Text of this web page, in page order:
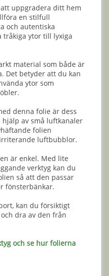
uppgradera ditt hem
en stilfull
och autentiska
tråkiga ytor till lyxiga
material som både är
Det betyder att du kan
ytor som
denna folie är dess
av små luftkanaler
folien
luftbubblor.
är enkel. Med lite
verktyg kan du
så att den passar
fönsterbänkar.
kan du försiktigt
dra av den från
och se hur folierna